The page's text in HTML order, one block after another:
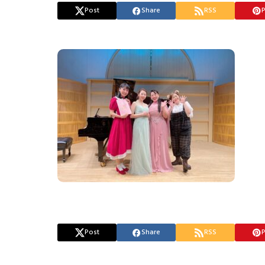
Post Share RSS
Post Share RSS